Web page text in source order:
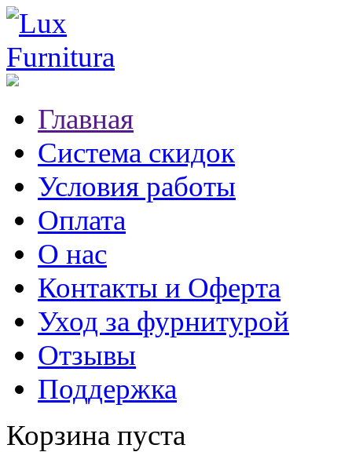
Главная
Система скидок
Условия работы
Оплата
О нас
Контакты и Оферта
Уход за фурнитурой
Отзывы
Поддержка
Корзина пуста